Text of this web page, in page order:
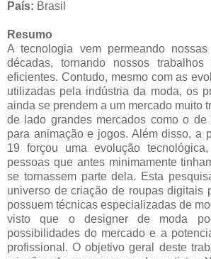
País: Brasil
Resumo
A tecnologia vem permeando
décadas, tornando nossos
eficientes. Contudo, mesmo com as
utilizadas pela indústria da moda, os
ainda se prendem a um mercado muito
de lado grandes mercados como o de
para animação e jogos. Além disso, a
19 forçou uma evolução
pessoas que antes minimamente
se tornassem parte dela. Esta
universo de criação de roupas digitais
possuem técnicas especializadas de
visto que o designer de moda
possibilidades do mercado e a
profissional. O objetivo geral deste